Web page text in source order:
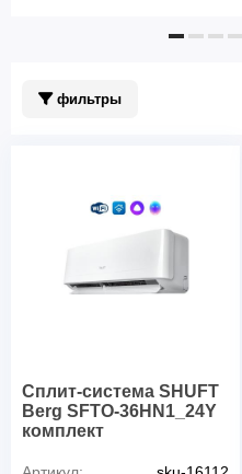
фильтры
Сплит-система SHUFT
Berg SFTO-36HN1_24Y
комплект